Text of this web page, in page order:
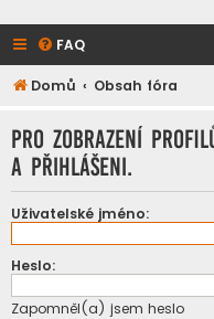
FAQ
Domů Obsah fóra
Pro zobrazení
a přihlášeni.
Uživatelské jméno:
Heslo:
Zapomněl(a) jsem heslo